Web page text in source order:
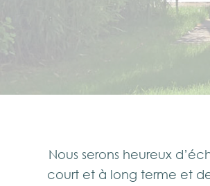
Nous serons heureux
court et à long terme et